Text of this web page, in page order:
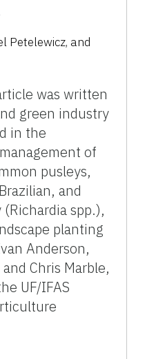
Petelewicz, and
was written
green industry
in the
of
pusleys,
and
spp.),
planting
Anderson,
Chris Marble,
UF/IFAS